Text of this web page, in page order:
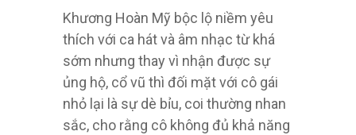
Khương Hoàn Mỹ bộc lộ niềm yêu
thích với ca hát và âm nhạc từ khá
sớm nhưng thay vì nhận được sự
ủng hộ, cổ vũ thì đối mặt với cô gái
nhỏ lại là sự dè bỉu, coi thường nhan
sắc, cho rằng cô không đủ khả năng